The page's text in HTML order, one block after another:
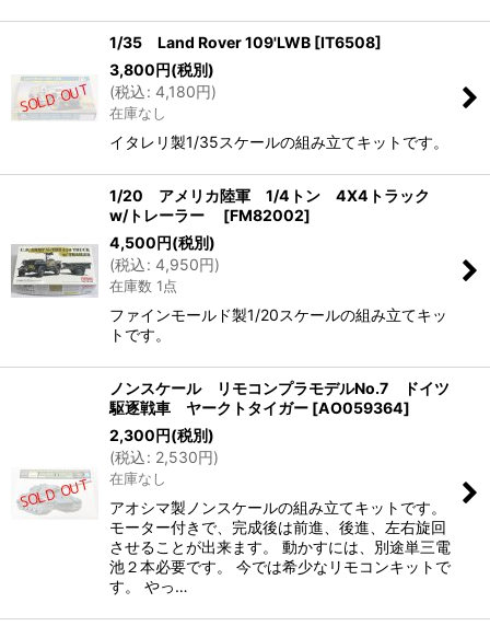
1/35 Land Rover 109'LWB [IT6508]
3,800円(税別)
(税込: 4,180円)
在庫なし
イタレリ製1/35スケールの組み立てキットです。
1/20 アメリカ陸軍 1/4トン 4X4トラック
w/トレーラー
[FM82002]
4,500円(税別)
(税込: 4,950円)
在庫数 1点
ファインモールド製1/20スケールの組み立てキッ
トです。
ノンスケール リモコンプラモデルNo.7 ドイツ
駆逐戦車 ヤークトタイガー [AO059364]
2,300円(税別)
(税込: 2,530円)
在庫なし
アオシマ製ノンスケールの組み立てキットです。
モーター付きで、完成後は前進、後進、左右旋回
させることが出来ます。 動かすには、別途単三電
池２本必要です。 今では希少なリモコンキットで
す。 やっ…